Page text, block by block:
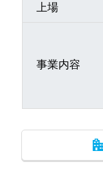
上場
事業内容